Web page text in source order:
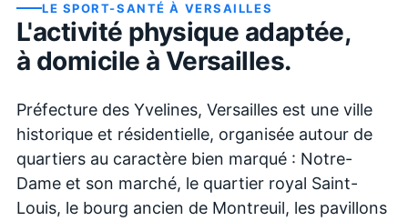
LE SPORT-SANTÉ À VERSAILLES
L'activité physique adaptée,
à domicile à Versailles.
Préfecture des Yvelines, Versailles est une ville
historique et résidentielle, organisée autour de
quartiers au caractère bien marqué : Notre-
Dame et son marché, le quartier royal Saint-
Louis, le bourg ancien de Montreuil, les pavillons